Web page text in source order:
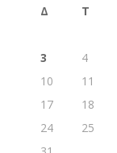
Δ Τ
3
4
10
11
17
18
24
25